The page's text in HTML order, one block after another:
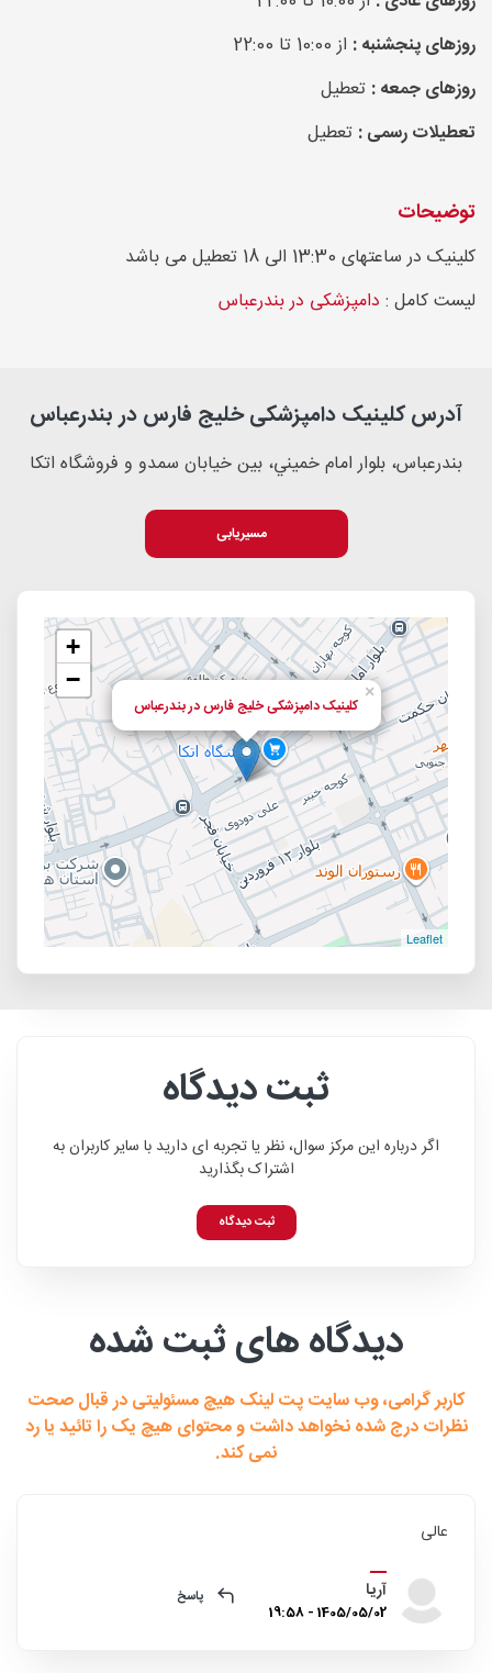
روزهای پنجشنبه : از 10:00 تا 22:00
روزهای جمعه : تعطیل
تعطیلات رسمی : تعطیل
توضیحات
کلینیک در ساعتهای 13:30 الی 18 تعطیل می باشد
لیست کامل : دامپزشکی در بندرعباس
آدرس کلینیک دامپزشکی خلیج فارس در بندرعباس
بندرعباس، بلوار امام خميني، بين خيابان سمدو و فروشگاه اتكا
مسیریابی
کلینیک دامپزشکی خلیج فارس در بندرعباس
×
+
−
Leaflet
ثبت دیدگاه
اگر درباره این مرکز سوال، نظر یا تجربه ای دارید با سایر کاربران به
اشتراک بگذارید
ثبت دیدگاه
دیدگاه های ثبت شده
کاربر گرامی، وب سایت پت لینک هیچ مسئولیتی در قبال صحت
نظرات درج شده نخواهد داشت و محتوای هیچ یک را تائید یا رد
نمی کند.
عالی
آریا
1405/05/02 - 19:58
پاسخ